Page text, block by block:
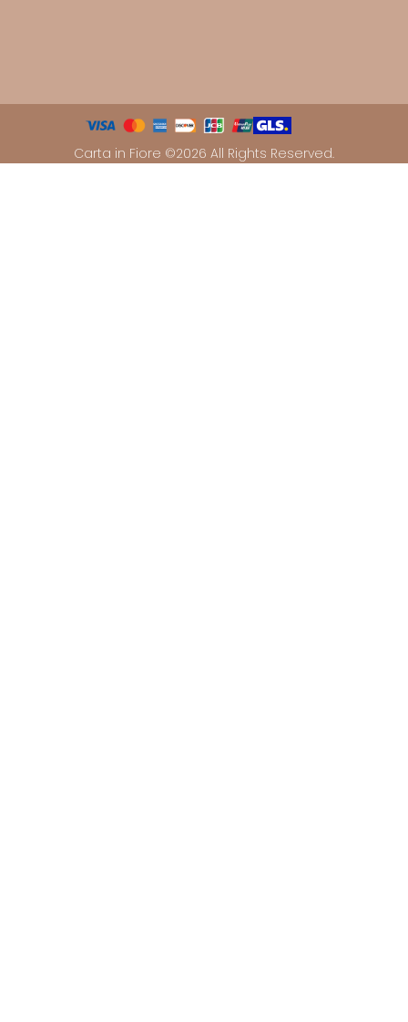
Carta in Fiore ©2026 All Rights Reserved.